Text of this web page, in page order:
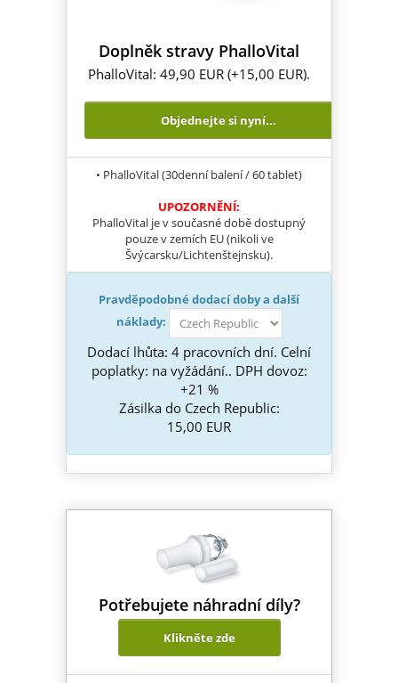
Doplněk stravy PhalloVital
PhalloVital: 49,90 EUR (+15,00 EUR).
Objednejte si nyní...
• PhalloVital (30denní balení / 60 tablet)
UPOZORNĚNÍ:
PhalloVital je v současné době dostupný
pouze v zemích EU (nikoli ve
Švýcarsku/Lichtenštejnsku).
Pravděpodobné dodací doby a další
náklady:
Dodací lhůta: 4 pracovních dní. Celní
poplatky: na vyžádání.. DPH dovoz:
+21 %
Zásilka do Czech Republic:
15,00 EUR
Potřebujete náhradní díly?
Klikněte zde